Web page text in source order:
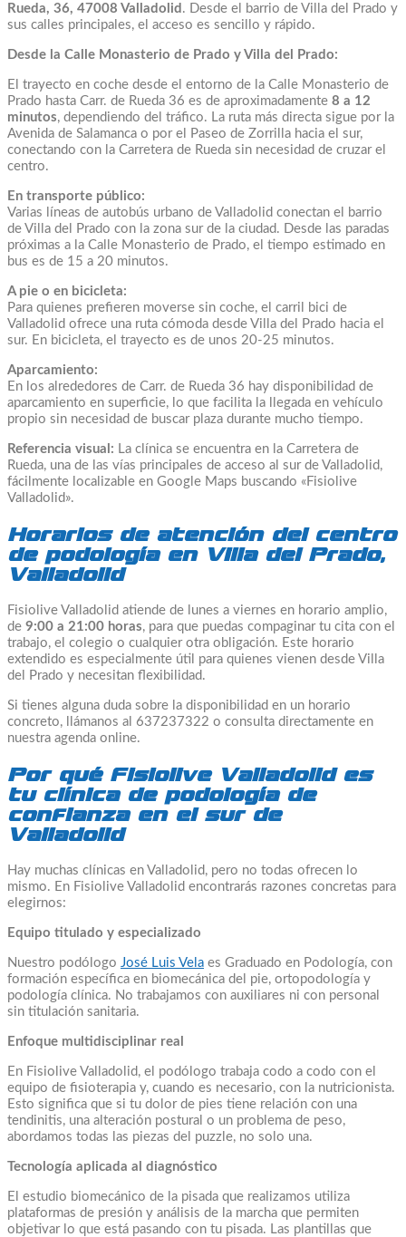
Rueda, 36, 47008 Valladolid . Desde el barrio de Villa del Prado y
sus calles principales, el acceso es sencillo y rápido.
Desde la Calle Monasterio de Prado y Villa del Prado:
El trayecto en coche desde el entorno de la Calle Monasterio de
Prado hasta Carr. de Rueda 36 es de aproximadamente 8 a 12
minutos, dependiendo del tráfico. La ruta más directa sigue por la
Avenida de Salamanca o por el Paseo de Zorrilla hacia el sur,
conectando con la Carretera de Rueda sin necesidad de cruzar el
centro.
En transporte público:
Varias líneas de autobús urbano de Valladolid conectan el barrio
de Villa del Prado con la zona sur de la ciudad. Desde las paradas
próximas a la Calle Monasterio de Prado, el tiempo estimado en
bus es de 15 a 20 minutos.
A pie o en bicicleta:
Para quienes prefieren moverse sin coche, el carril bici de
Valladolid ofrece una ruta cómoda desde Villa del Prado hacia el
sur. En bicicleta, el trayecto es de unos 20-25 minutos.
Aparcamiento:
En los alrededores de Carr. de Rueda 36 hay disponibilidad de
aparcamiento en superficie, lo que facilita la llegada en vehículo
propio sin necesidad de buscar plaza durante mucho tiempo.
Referencia visual: La clínica se encuentra en la Carretera de
Rueda, una de las vías principales de acceso al sur de Valladolid,
fácilmente localizable en Google Maps buscando «Fisiolive
Valladolid».
Horarios de atención del centro
de podología en Villa del Prado,
Valladolid
Fisiolive Valladolid atiende de lunes a viernes en horario amplio,
de 9:00 a 21:00 horas, para que puedas compaginar tu cita con el
trabajo, el colegio o cualquier otra obligación. Este horario
extendido es especialmente útil para quienes vienen desde Villa
del Prado y necesitan flexibilidad.
Si tienes alguna duda sobre la disponibilidad en un horario
concreto, llámanos al 637237322 o consulta directamente en
nuestra agenda online.
Por qué Fisiolive Valladolid es
tu clínica de podología de
confianza en el sur de
Valladolid
Hay muchas clínicas en Valladolid, pero no todas ofrecen lo
mismo. En Fisiolive Valladolid encontrarás razones concretas para
elegirnos:
Equipo titulado y especializado
Nuestro podólogo José Luis Vela es Graduado en Podología, con
formación específica en biomecánica del pie, ortopodología y
podología clínica. No trabajamos con auxiliares ni con personal
sin titulación sanitaria.
Enfoque multidisciplinar real
En Fisiolive Valladolid, el podólogo trabaja codo a codo con el
equipo de fisioterapia y, cuando es necesario, con la nutricionista.
Esto significa que si tu dolor de pies tiene relación con una
tendinitis, una alteración postural o un problema de peso,
abordamos todas las piezas del puzzle, no solo una.
Tecnología aplicada al diagnóstico
El estudio biomecánico de la pisada que realizamos utiliza
plataformas de presión y análisis de la marcha que permiten
objetivar lo que está pasando con tu pisada. Las plantillas que